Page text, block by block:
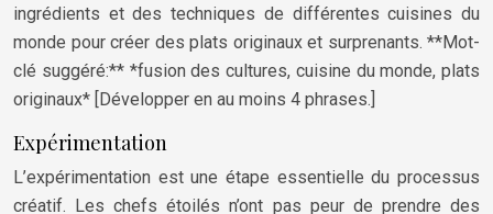
ingrédients et des techniques de différentes cuisines du
monde pour créer des plats originaux et surprenants. **Mot-
clé suggéré:** *fusion des cultures, cuisine du monde, plats
originaux* [Développer en au moins 4 phrases.]
Expérimentation
L’expérimentation est une étape essentielle du processus
créatif. Les chefs étoilés n’ont pas peur de prendre des